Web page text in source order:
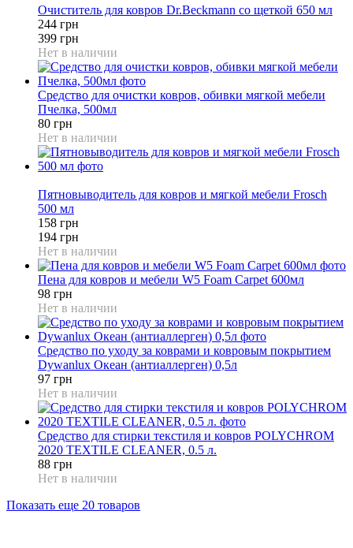
Очиститель для ковров Dr.Beckmann со щеткой 650 мл
244 грн
399 грн
Нет в наличии
Средство для очистки ковров, обивки мягкой мебели
Пчелка, 500мл
80 грн
Нет в наличии
Пятновыводитель для ковров и мягкой мебели Frosch
500 мл
158 грн
194 грн
Нет в наличии
Пена для ковров и мебели W5 Foam Carpet 600мл
98 грн
Нет в наличии
Средство по уходу за коврами и ковровым покрытием
Dywanlux Океан (антиаллерген) 0,5л
97 грн
Нет в наличии
Средство для стирки текстиля и ковров POLYCHROM
2020 TEXTILE CLEANER, 0.5 л.
88 грн
Нет в наличии
Показать еще 20 товаров